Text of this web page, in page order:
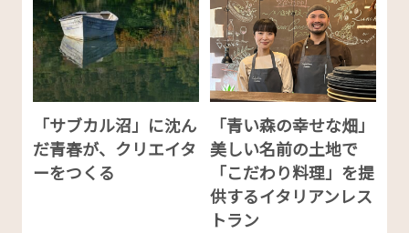
「サブカル沼」に沈ん
だ青春が、クリエイタ
ーをつくる
「青い森の幸せな畑」
美しい名前の土地で
「こだわり料理」を提
供するイタリアンレス
トラン